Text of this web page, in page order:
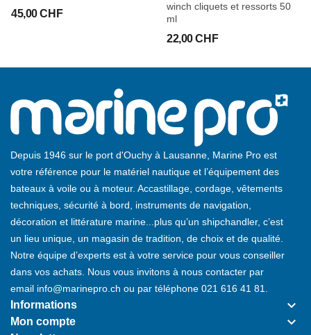
45,00 CHF
winch cliquets et ressorts 50
ml
22,00 CHF
Depuis 1946 sur le port d'Ouchy à Lausanne, Marine Pro est
votre référence pour le matériel nautique et l’équipement des
bateaux à voile ou à moteur. Accastillage, cordage, vêtements
techniques, sécurité à bord, instruments de navigation,
décoration et littérature marine...plus qu’un shipchandler, c’est
un lieu unique, un magasin de tradition, de choix et de qualité.
Notre équipe d’experts est à votre service pour vous conseiller
dans vos achats. Nous vous invitons à nous contacter par
email info@marinepro.ch ou par téléphone 021 616 41 81
Informations keyboard_arrow_down
Mon compte keyboard_arrow_down